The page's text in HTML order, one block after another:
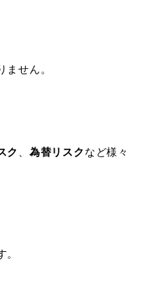
せん。
ク 為替リスク など様々